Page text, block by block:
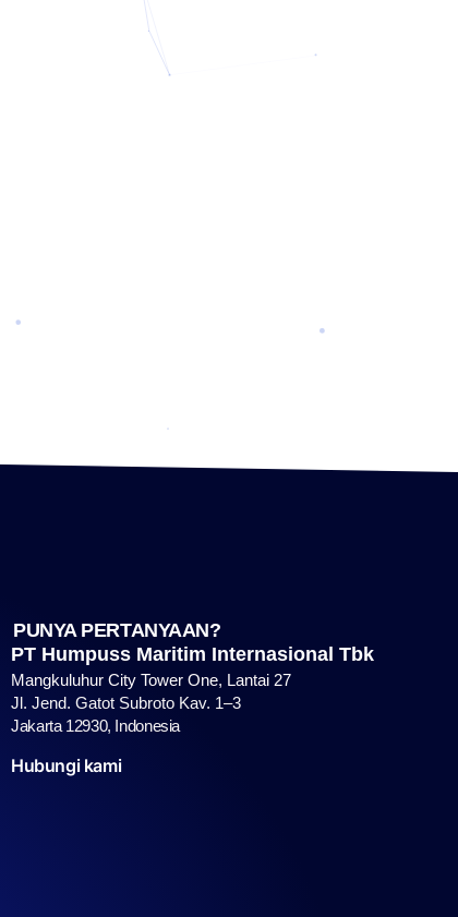
PUNYA PERTANYAAN?
PT Humpuss Maritim Internasional Tbk
Mangkuluhur City Tower One, Lantai 27
Jl. Jend. Gatot Subroto Kav. 1–3
Jakarta 12930, Indonesia
Hubungi kami